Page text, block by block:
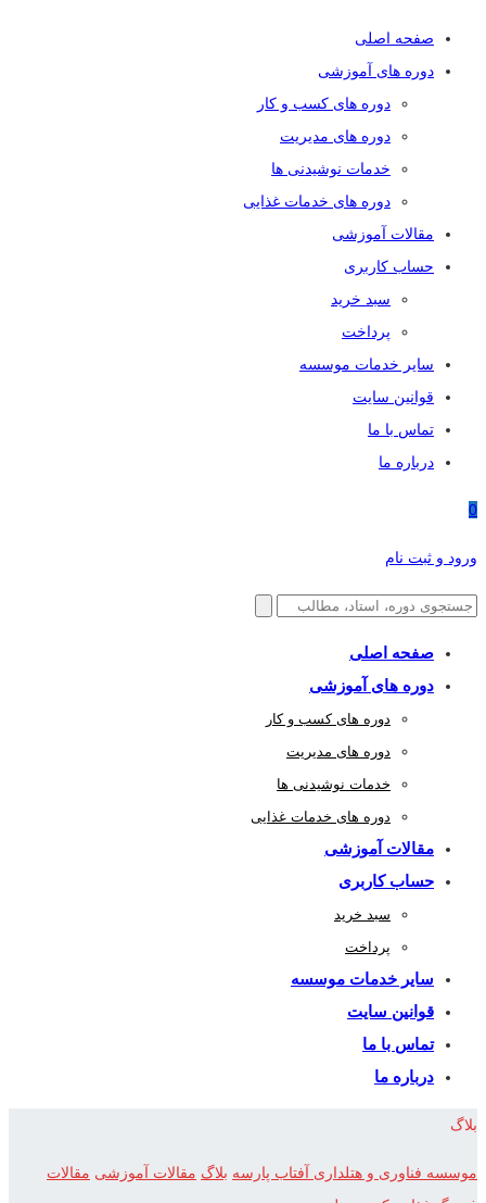
صفحه اصلی
دوره های آموزشی
دوره های کسب و کار
دوره های مدیریت
خدمات نوشیدنی ها
دوره های خدمات غذایی
مقالات آموزشی
حساب کاربری
سبد خرید
پرداخت
سایر خدمات موسسه
قوانین سایت
تماس با ما
درباره ما
0
ورود و ثبت نام
صفحه اصلی
دوره های آموزشی
دوره های کسب و کار
دوره های مدیریت
خدمات نوشیدنی ها
دوره های خدمات غذایی
مقالات آموزشی
حساب کاربری
سبد خرید
پرداخت
سایر خدمات موسسه
قوانین سایت
تماس با ما
درباره ما
بلاگ
موسسه فناوری و هتلداری آفتاب پارسه بلاگ مقالات آموزشی مقالات